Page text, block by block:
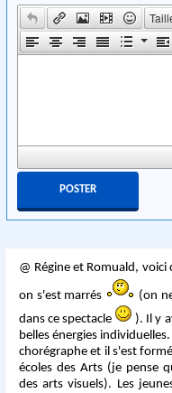
@ Régine et Romuald,
on s'est marrés
(on
dans ce spectacle
). Il y
belles énergies
chorégraphe et il s'est
écoles des Arts (je pense
des arts visuels). Les